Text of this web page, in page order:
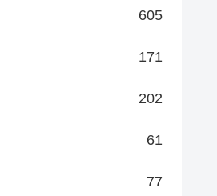
605
171
202
61
77